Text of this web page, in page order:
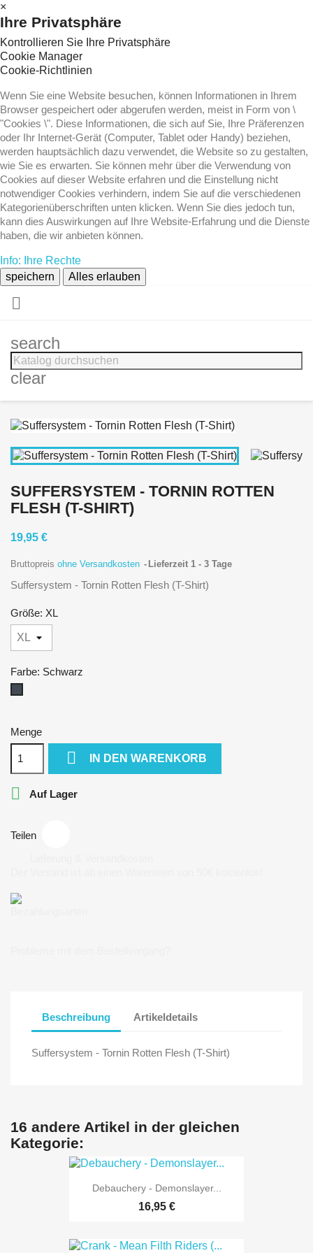
×
Ihre Privatsphäre
Kontrollieren Sie Ihre Privatsphäre
Cookie Manager
Cookie-Richtlinien
Wenn Sie eine Website besuchen, können Informationen in Ihrem
Browser gespeichert oder abgerufen werden, meist in Form von \
"Cookies \". Diese Informationen, die sich auf Sie, Ihre Präferenzen
oder Ihr Internet-Gerät (Computer, Tablet oder Handy) beziehen,
werden hauptsächlich dazu verwendet, die Website so zu gestalten,
wie Sie es erwarten. Sie können mehr über die Verwendung von
Cookies auf dieser Website erfahren und die Einstellung nicht
notwendiger Cookies verhindern, indem Sie auf die verschiedenen
Kategorienüberschriften unten klicken. Wenn Sie dies jedoch tun,
kann dies Auswirkungen auf Ihre Website-Erfahrung und die Dienste
haben, die wir anbieten können.
Info: Ihre Rechte
speichern
Alles erlauben

search
clear
SUFFERSYSTEM - TORNIN ROTTEN
FLESH (T-SHIRT)
19,95 €
Bruttopreis ohne Versandkosten Lieferzeit 1 - 3 Tage
Suffersystem - Tornin Rotten Flesh (T-Shirt)
Größe: XL
Farbe: Schwarz
Menge
 IN DEN WARENKORB
 Auf Lager
Teilen
Beschreibung Artikeldetails
Suffersystem - Tornin Rotten Flesh (T-Shirt)
16 andere Artikel in der gleichen
Kategorie:
Debauchery - Demonslayer...
16,95 €